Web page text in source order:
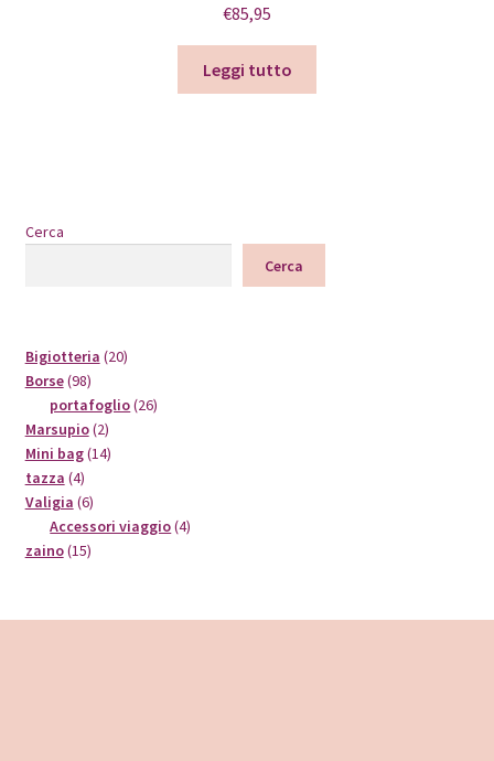
€85,95
Leggi tutto
Cerca
Cerca
Bigiotteria 2020
Borse 9898
prodotti
portafoglio 2626
Marsupio 22
prodotti
Mini bag 1414
tazza 44
prodotti
Valigia 66
prodotti
Accessori viaggio 44
zaino 1515